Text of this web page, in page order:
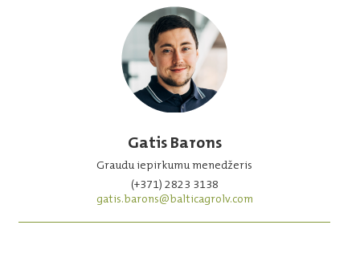
Gatis Barons
Graudu iepirkumu menedžeris
(+371) 2823 3138
gatis.barons@balticagrolv.com